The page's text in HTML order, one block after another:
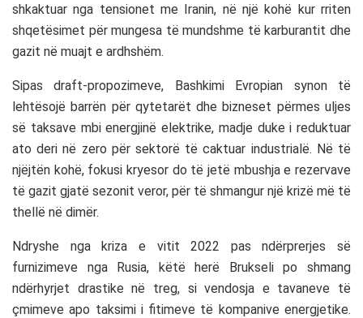
shkaktuar nga tensionet me Iranin, në një kohë kur rriten
shqetësimet për mungesa të mundshme të karburantit dhe
gazit në muajt e ardhshëm.
Sipas draft-propozimeve, Bashkimi Evropian synon të
lehtësojë barrën për qytetarët dhe bizneset përmes uljes
së taksave mbi energjinë elektrike, madje duke i reduktuar
ato deri në zero për sektorë të caktuar industrialë. Në të
njëjtën kohë, fokusi kryesor do të jetë mbushja e rezervave
të gazit gjatë sezonit veror, për të shmangur një krizë më të
thellë në dimër.
Ndryshe nga kriza e vitit 2022 pas ndërprerjes së
furnizimeve nga Rusia, këtë herë Brukseli po shmang
ndërhyrjet drastike në treg, si vendosja e tavaneve të
çmimeve apo taksimi i fitimeve të kompanive energjetike.